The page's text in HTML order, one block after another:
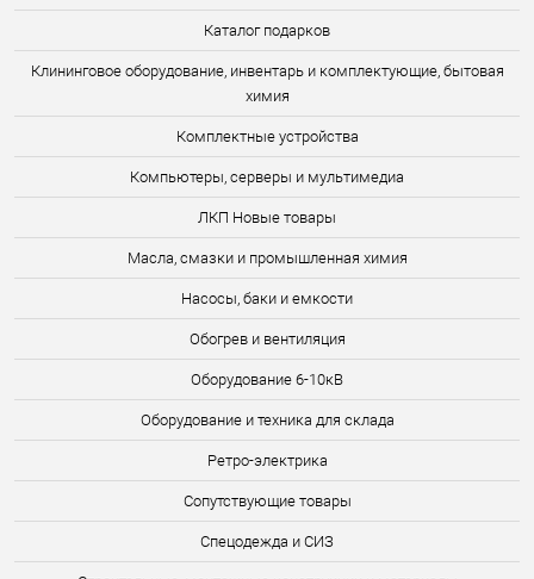
Каталог подарков
Клининговое оборудование, инвентарь и комплектующие, бытовая
химия
Комплектные устройства
Компьютеры, серверы и мультимедиа
ЛКП Новые товары
Масла, смазки и промышленная химия
Насосы, баки и емкости
Обогрев и вентиляция
Оборудование 6-10кВ
Оборудование и техника для склада
Ретро-электрика
Сопутствующие товары
Спецодежда и СИЗ